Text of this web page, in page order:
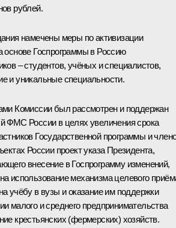
рублей.
намечены меры по активизации
основе Госпрограммы в Россию
– студентов, учёных и специалистов,
и уникальные специальности.
Комиссии был рассмотрен и поддержан
ФМС России в целях увеличения срока
Государственной программы и
России проект указа Президента,
внесение в Госпрограмму изменений,
использование механизма целевого
учёбу в вузы и оказание им поддержки
малого и среднего предпринимательства
крестьянских (фермерских) хозяйств.